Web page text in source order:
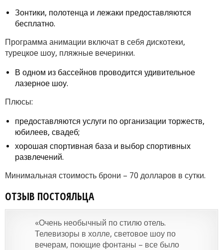
Зонтики, полотенца и лежаки предоставляются
бесплатно.
Программа анимации включат в себя дискотеки,
турецкое шоу, пляжные вечеринки.
В одном из бассейнов проводится удивительное
лазерное шоу.
Плюсы:
предоставляются услуги по организации торжеств,
юбилеев, свадеб;
хорошая спортивная база и выбор спортивных
развлечений.
Минимальная стоимость брони – 70 долларов в сутки.
ОТЗЫВ ПОСТОЯЛЬЦА
«Очень необычный по стилю отель.
Телевизоры в холле, световое шоу по
вечерам, поющие фонтаны – все было